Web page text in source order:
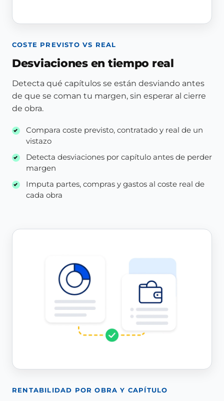
COSTE PREVISTO VS REAL
Desviaciones en tiempo real
Detecta qué capítulos se están desviando antes
de que se coman tu margen, sin esperar al cierre
de obra.
Compara coste previsto, contratado y real de un
vistazo
Detecta desviaciones por capítulo antes de perder
margen
Imputa partes, compras y gastos al coste real de
cada obra
RENTABILIDAD POR OBRA Y CAPÍTULO